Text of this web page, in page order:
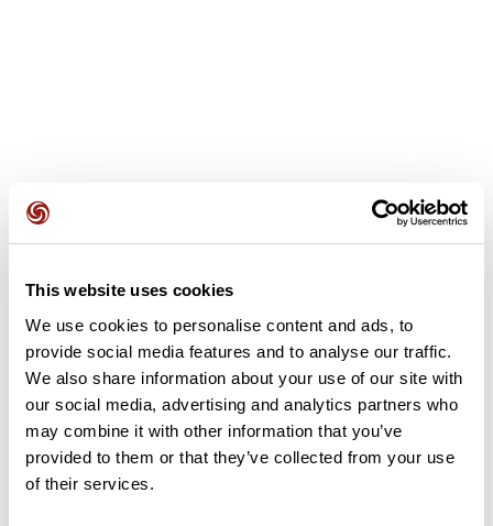
This website uses cookies
We use cookies to personalise content and ads, to
provide social media features and to analyse our traffic.
We also share information about your use of our site with
our social media, advertising and analytics partners who
may combine it with other information that you’ve
provided to them or that they’ve collected from your use
of their services.
Avis des utilisateurs
Soyez le premier à ajouter un avis !
Ajouter un avis
Résumé